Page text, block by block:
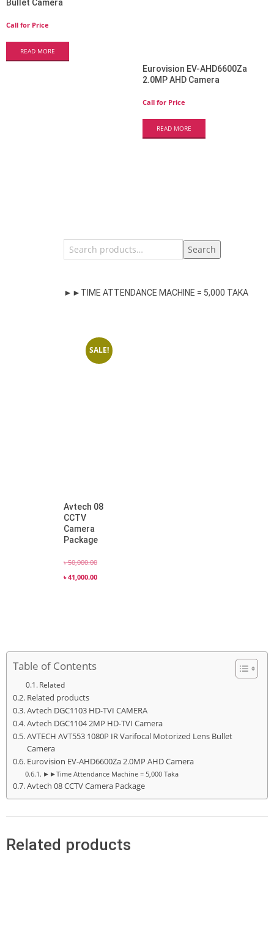
Bullet Camera
Call for Price
READ MORE
Eurovision EV-AHD6600Za
2.0MP AHD Camera
Call for Price
READ MORE
Search
for:
Search
►►TIME ATTENDANCE MACHINE = 5,000 TAKA
SALE!
Avtech 08
CCTV
Camera
Package
৳50,000.00
৳41,000.00
Table of Contents
Related
Related products
Avtech DGC1103 HD-TVI CAMERA
Avtech DGC1104 2MP HD-TVI Camera
AVTECH AVT553 1080P IR Varifocal Motorized Lens Bullet
Camera
Eurovision EV-AHD6600Za 2.0MP AHD Camera
►►Time Attendance Machine = 5,000 Taka
Avtech 08 CCTV Camera Package
Related products